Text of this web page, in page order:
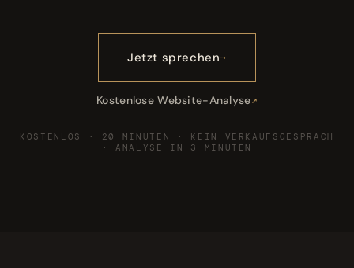
Jetzt sprechen
Kostenlose Website-Analyse
KOSTENLOS · 20 MINUTEN · KEIN VERKAUFSGESPRÄCH
· ANALYSE IN 3 MINUTEN